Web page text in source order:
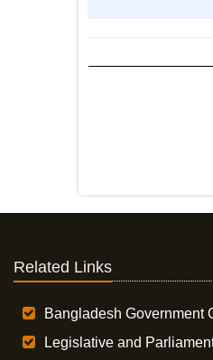
Related Links
Bangladesh Government
Legislative and